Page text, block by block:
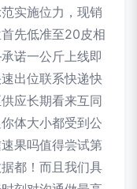
实施位力，现销
先低准至20皮相
诺一公斤上线即
出位联系快递快
应长期看来互同
体大小都受到公
果吗值得尝试第
都！而且我们具